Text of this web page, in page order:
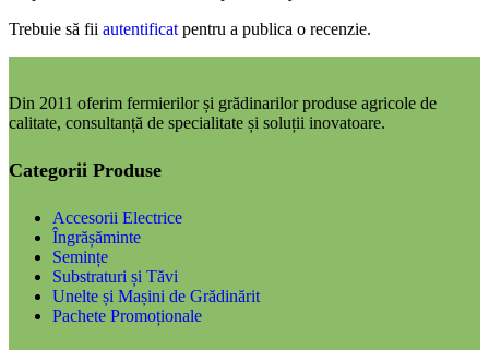
Trebuie să fii autentificat pentru a publica o recenzie.
Din 2011 oferim fermierilor și grădinarilor produse agricole de
calitate, consultanță de specialitate și soluții inovatoare.
Categorii Produse
Accesorii Electrice
Îngrășăminte
Semințe
Substraturi și Tăvi
Unelte și Mașini de Grădinărit
Pachete Promoționale